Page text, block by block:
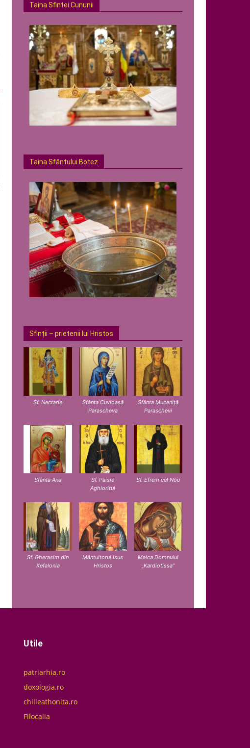
Taina Sfintei Cununii
Taina Sfântului Botez
Sfinții – prietenii lui Hristos
Sf. Nectarie
Sfânta Cuvioasă
Parascheva
Sfânta Muceniță
Paraschevi
Sfânta Ana
Sf. Paisie
Aghioritul
Sf. Efrem cel Nou
Sf. Gherasim din
Kefalonia
Mântuitorul Isus
Hristos
Maica Domnului
„Kardiotissa”
Utile
patriarhia.ro
doxologia.ro
chilieathonita.ro
Filocalia